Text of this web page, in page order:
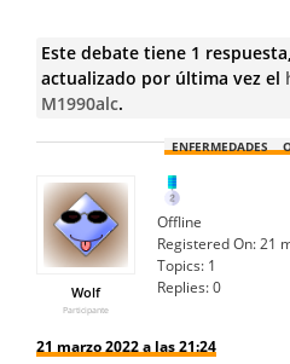
Este debate tiene 1
actualizado por última vez el
M1990alc.
ENFERMEDADES
Wolf
Participante
Offline
Registered On:21
Topics: 1
Replies:0
21 marzo 2022 a las 21:24